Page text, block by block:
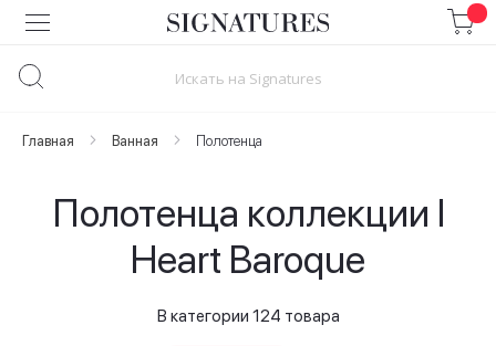
Skip
to
Главная Ванная Полотенца
Полотенца коллекции I
Heart Baroque
В категории 124 товара